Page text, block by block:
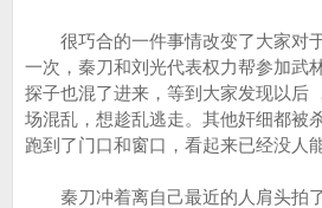
很巧合的一件事情改变了大家对于
一次，秦刀和刘光代表权力帮参加武
探子也混了进来，等到大家发现以后
场混乱，想趁乱逃走。其他奸细都被
跑到了门口和窗口，看起来已经没人
秦刀冲着离自己最近的人肩头拍